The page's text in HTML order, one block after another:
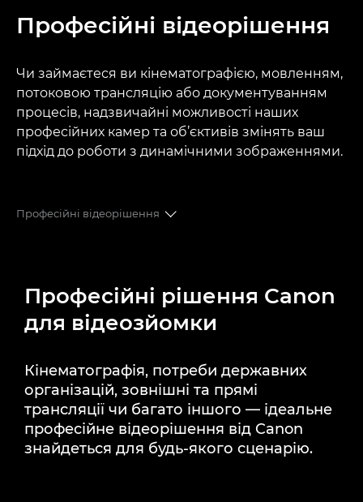
Професійні відеорішення
Чи займаєтеся ви кінематографією, мовленням,
потоковою трансляцію або документуванням
процесів, надзвичайні можливості наших
професійних камер та об’єктивів змінять ваш
підхід до роботи з динамічними зображеннями.
Професійні відеорішення
ЛІНІЙКИ ВИРОБІВ
ПРИКЛАДИ ІЗ ЖИТТЯ
НАЙНОВІШІ СЮЖЕТИ
Професійні рішення Canon
для відеозйомки
Кінематографія, потреби державних
організацій, зовнішні та прямі
трансляції чи багато іншого — ідеальне
професійне відеорішення від Canon
знайдеться для будь-якого сценарію.